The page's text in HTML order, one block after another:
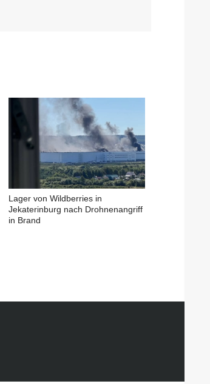
Lager von Wildberries in
Jekaterinburg nach Drohnenangriff
in Brand